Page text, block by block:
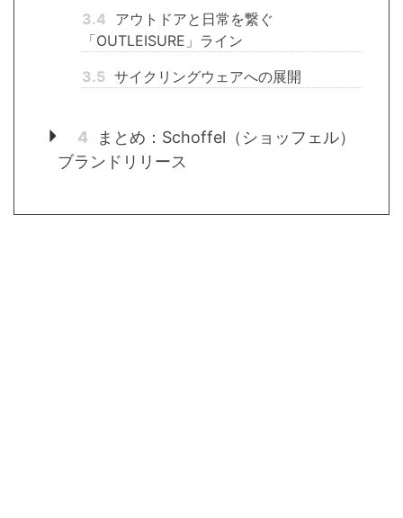
3.4 アウトドアと日常を繋ぐ
「OUTLEISURE」ライン
3.5 サイクリングウェアへの展開
4
まとめ：Schoffel（ショッフェル）
ブランドリリース